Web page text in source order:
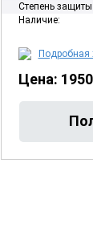
Степень защиты:
Наличие:
Подробная
Цена: